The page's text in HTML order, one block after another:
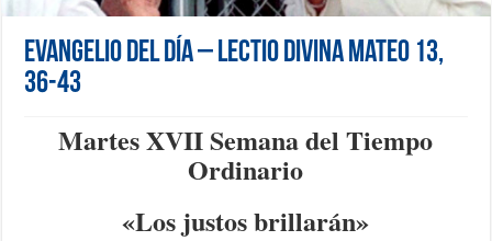
Evangelio del día – Lectio Divina Mateo 13,
36-43
Martes XVII Semana del Tiempo
Ordinario
«Los justos brillarán»